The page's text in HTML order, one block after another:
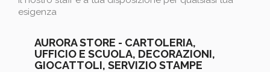
esigenza
AURORA STORE - CARTOLERIA,
UFFICIO E SCUOLA, DECORAZIONI,
GIOCATTOLI, SERVIZIO STAMPE